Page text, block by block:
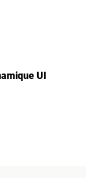
UI